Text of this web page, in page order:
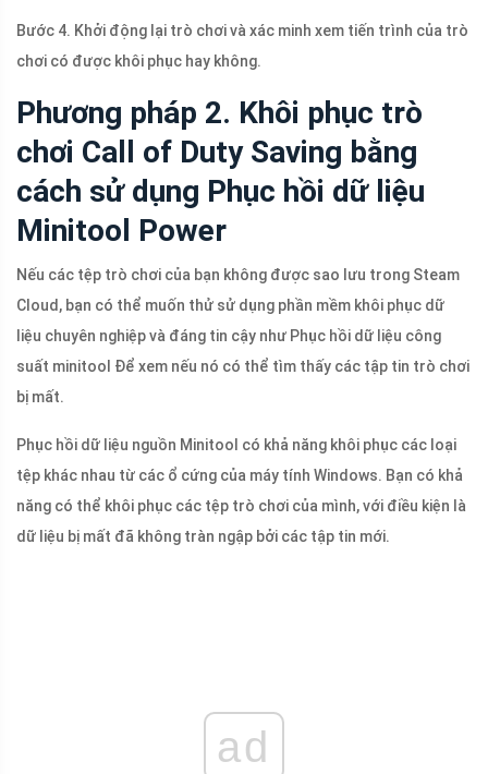
Bước 4. Khởi động lại trò chơi và xác minh xem tiến trình của trò
chơi có được khôi phục hay không.
Phương pháp 2. Khôi phục trò
chơi Call of Duty Saving bằng
cách sử dụng Phục hồi dữ liệu
Minitool Power
Nếu các tệp trò chơi của bạn không được sao lưu trong Steam
Cloud, bạn có thể muốn thử sử dụng phần mềm khôi phục dữ
liệu chuyên nghiệp và đáng tin cậy như Phục hồi dữ liệu công
suất minitool Để xem nếu nó có thể tìm thấy các tập tin trò chơi
bị mất.
Phục hồi dữ liệu nguồn Minitool có khả năng khôi phục các loại
tệp khác nhau từ các ổ cứng của máy tính Windows. Bạn có khả
năng có thể khôi phục các tệp trò chơi của mình, với điều kiện là
dữ liệu bị mất đã không tràn ngập bởi các tập tin mới.
ad